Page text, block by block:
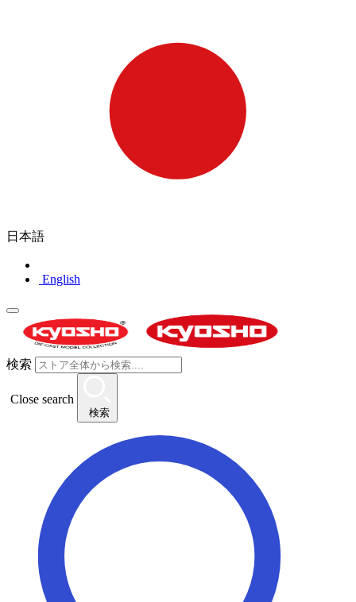
日本語
English
検索
Close search
検索